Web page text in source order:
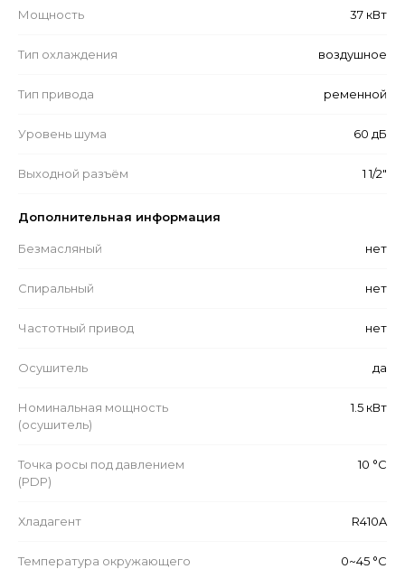
Мощность 37 кВт
Тип охлаждения воздушное
Тип привода ременной
Уровень шума 60 дБ
Выходной разъём 1 1/2"
Дополнительная информация
Безмасляный нет
Спиральный нет
Частотный привод нет
Осушитель да
Номинальная мощность
(осушитель)
1.5 кВт
Точка росы под давлением
(PDP)
10 °C
Хладагент R410A
Температура окружающего
0~45 °C